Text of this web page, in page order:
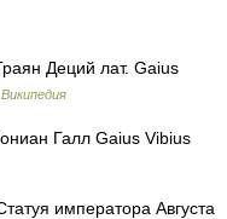
Деций лат. Gaius
Википедия
Галл Gaius Vibius
императора Августа